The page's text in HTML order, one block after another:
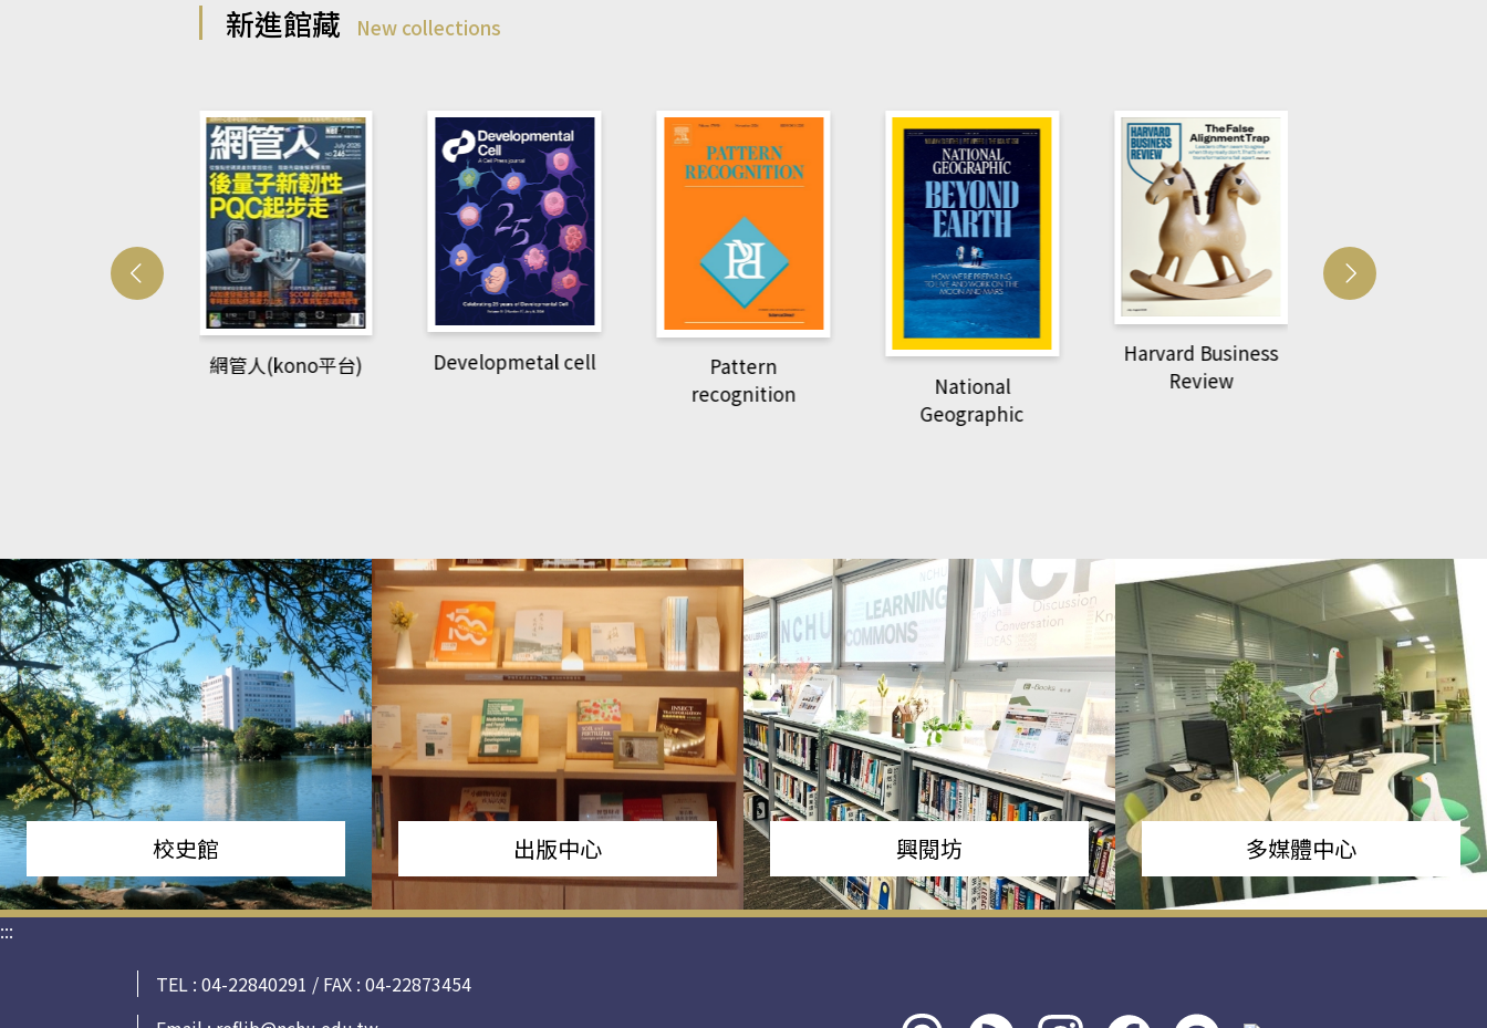
新進館藏 New collections
Developmetal cell
Pattern
National
Geographic
Harvard Business
Review
萌動力一頁漫畫學生
校史館 出版中心 興閱坊 多媒體中心
:::
TEL : 04-22840291 / FAX : 04-22873454